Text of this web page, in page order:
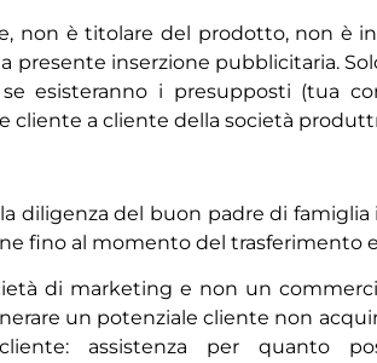
non è titolare del prodotto, non è
presente inserzione pubblicitaria.
esisteranno i presupposti (tua
cliente a cliente della società
diligenza del buon padre di
fino al momento del trasferimento
di marketing e non un
un potenziale cliente non
assistenza per quanto